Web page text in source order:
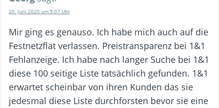
20. Juni 2020 um 9:07 Uhr
Mir ging es genauso. Ich habe mich auch auf die
Festnetzflat verlassen. Preistransparenz bei 1&1
Fehlanzeige. Ich habe nach langer Suche bei 1&1
diese 100 seitige Liste tatsächlich gefunden. 1&1
erwartet scheinbar von ihren Kunden das sie
jedesmal diese Liste durchforsten bevor sie eine